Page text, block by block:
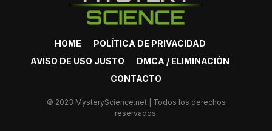
HOME
POLÍTICA DE PRIVACIDAD
AVISO DE USO JUSTO
DMCA / ELIMINACIÓN
CONTACTO
© 2023 MysteryScience.net | Todos los derechos
reservados.